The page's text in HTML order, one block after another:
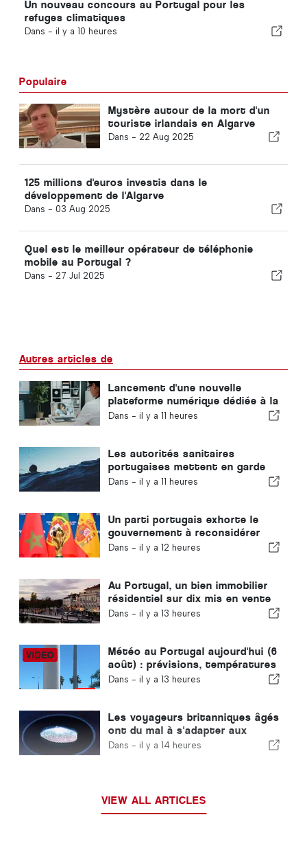
Un nouveau concours au Portugal pour les
refuges climatiques
Dans - il y a 10 heures
Populaire
Mystère autour de la mort d'un
touriste irlandais en Algarve
Dans - 22 Aug 2025
125 millions d'euros investis dans le
développement de l'Algarve
Dans - 03 Aug 2025
Quel est le meilleur opérateur de téléphonie
mobile au Portugal ?
Dans - 27 Jul 2025
Autres articles de
Lancement d'une nouvelle
plateforme numérique dédiée à la
santé au Portugal
Dans - il y a 11 heures
Les autorités sanitaires
portugaises mettent en garde
contre les risques de noyade
Dans - il y a 11 heures
Un parti portugais exhorte le
gouvernement à reconsidérer
l'organisation de la Coupe du
Dans - il y a 12 heures
Au Portugal, un bien immobilier
résidentiel sur dix mis en vente
se vend en moins d'une semaine
Dans - il y a 13 heures
Météo au Portugal aujourd'hui (6
août) : prévisions, températures
et à quoi s'attendre
Dans - il y a 13 heures
Les voyageurs britanniques âgés
ont du mal à s'adapter aux
nouveaux contrôles
Dans - il y a 14 heures
VIEW ALL ARTICLES